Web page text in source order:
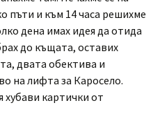
пъти и към 14 часа решихме
дена имах идея да отида
до къщата, оставих
двата обектива и
на лифта за Каросело.
хубави картички от